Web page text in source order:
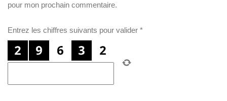
pour mon prochain commentaire.
Entrez les chiffres suivants pour valider *